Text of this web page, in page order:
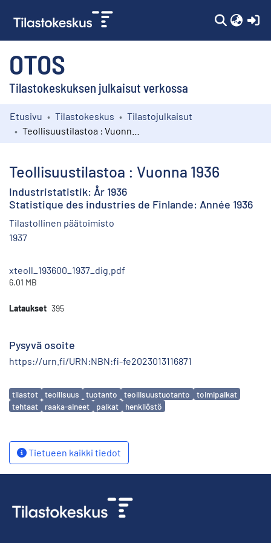
OTOS
Tilastokeskuksen julkaisut verkossa
Kokoelmat
Etusivu Tilastokeskus
Tilastojulkaisut
Teollisuustilastoa : Vuonna 1936
Industristatistik: År 1936
Statistique des industries de Finlande: Année 1936
Tilastollinen päätoimisto
1937
xteoll_193600_1937_dig.pdf
6.01 MB
Lataukset 395
Pysyvä osoite
https://urn.fi/URN:NBN:fi-fe2023013116871
Avainsanat
tilastot teollisuus tuotanto teollisuustuotanto
toimipaikat
tehtaat
raaka-aineet palkat henkilöstö
Tietueen kaikki tiedot